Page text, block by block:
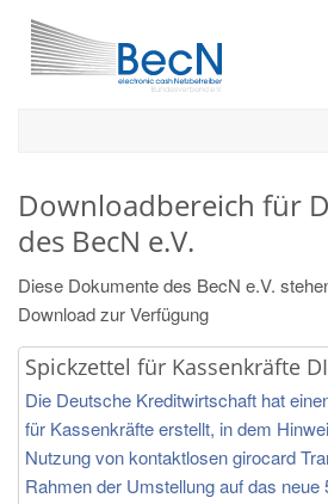
Downloadbereich für
des BecN e.V.
Diese Dokumente des BecN e.V.
Download zur Verfügung
Spickzettel für Kassenkräfte
Die Deutsche Kreditwirtschaft hat
für Kassenkräfte erstellt, in dem
Nutzung von kontaktlosen girocard
Rahmen der Umstellung auf das neue